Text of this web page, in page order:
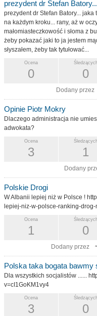
prezydent dr Stefan Batory...
prezydent dr Stefan Batory... jaka
na każdym kroku... rany, aż w
małomiasteczkowość i słoma z
żeby pokazać jaki to ja jestem
słyszałem, żeby tak tytułować...
0
Ocena
0
Dodany przez
Opinie Piotr Mokry
Dlaczego administracja nie
adwokata?
1
Ocena
3
Dodany
Polskie Drogi
W Albanii lepiej niż w Polsce !
lepiej-niz-w-polsce-ranking-
0
Ocena
1
Dodany przez
Polska taka bogata bawmy
Dla wszystkich socjalistów ......
v=cI1GoKM1vy4
0
Ocena
3